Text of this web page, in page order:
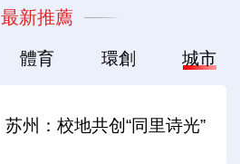
最新推薦
體育 環創 城市
苏州：校地共创“同里诗光”